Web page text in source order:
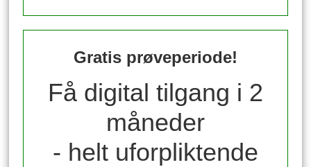
Gratis prøveperiode!
Få digital tilgang i 2
måneder
- helt uforpliktende